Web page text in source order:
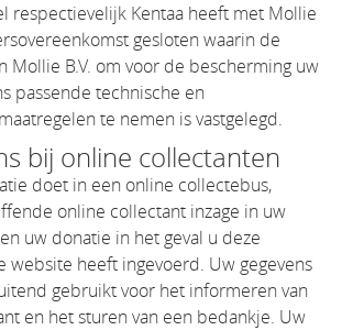
respectievelijk Kentaa heeft met Mollie
gesloten waarin de
Mollie B.V. om voor de bescherming uw
passende technische en
te nemen is vastgelegd.
bij online collectanten
doet in een online collectebus,
online collectant inzage in uw
uw donatie in het geval u deze
website heeft ingevoerd. Uw gegevens
gebruikt voor het informeren van
en het sturen van een bedankje. Uw